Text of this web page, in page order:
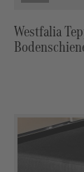
Westfalia